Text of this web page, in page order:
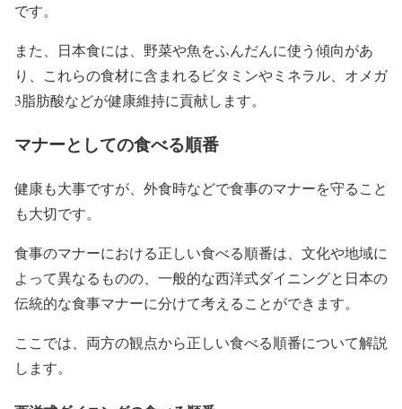
です。
また、日本食には、野菜や魚をふんだんに使う傾向があ
り、これらの食材に含まれるビタミンやミネラル、オメガ
3脂肪酸などが健康維持に貢献します。
マナーとしての食べる順番
健康も大事ですが、外食時などで食事のマナーを守ること
も大切です。
食事のマナーにおける正しい食べる順番は、文化や地域に
よって異なるものの、一般的な西洋式ダイニングと日本の
伝統的な食事マナーに分けて考えることができます。
ここでは、両方の観点から正しい食べる順番について解説
します。